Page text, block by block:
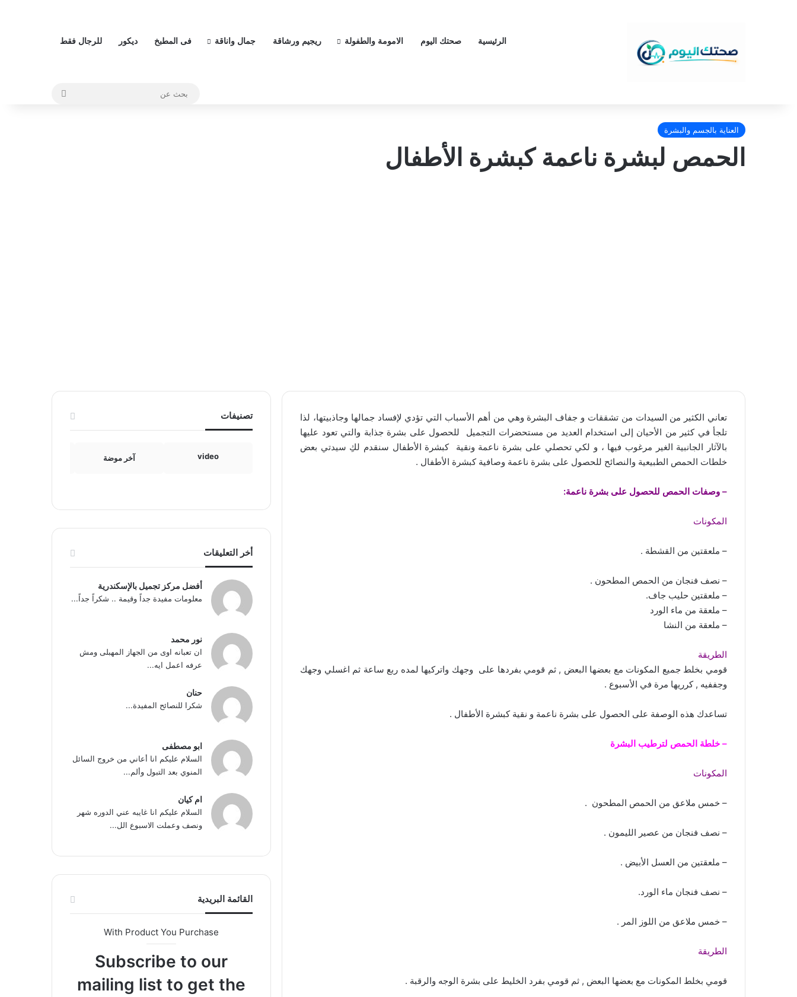
الرئيسية صحتك اليوم الامومة والطفولة ريجيم ورشاقة جمال واناقة فى المطبخ ديكور للرجال فقط
العناية بالجسم والبشرة
الحمص لبشرة ناعمة كبشرة الأطفال
تعاني الكثير من السيدات من تشققات و جفاف البشرة وهي من أهم الأسباب التي تؤدي لإفساد جمالها وجاذبيتها، لذا
تلجأ في كثير من الأحيان إلى استخدام العديد من مستحضرات التجميل للحصول على بشرة جذابة والتي تعود عليها
بالآثار الجانبية الغير مرغوب فيها ، و لكي تحصلي على بشرة ناعمة ونقية كبشرة الأطفال سنقدم لكِ سيدتي بعض
خلطات الحمص الطبيعية والنصائح للحصول على بشرة ناعمة وصافية كبشرة الأطفال .
– وصفات الحمص للحصول على بشرة ناعمة:
المكونات
– ملعقتين من القشطة .
– نصف فنجان من الحمص المطحون .
– ملعقتين حليب جاف.
– ملعقة من ماء الورد
– ملعقة من النشا
الطريقة
قومي بخلط جميع المكونات مع بعضها البعض , ثم قومي بفردها على وجهك واتركيها لمده ربع ساعة ثم اغسلي وجهك
وجففيه , كرريها مرة في الأسبوع .
تساعدك هذه الوصفة على الحصول على بشرة ناعمة و نقية كبشرة الأطفال .
– خلطة الحمص لترطيب البشرة
المكونات
– خمس ملاعق من الحمص المطحون .
– نصف فنجان من عصير الليمون .
– ملعقتين من العسل الأبيض .
– نصف فنجان ماء الورد.
– خمس ملاعق من اللوز المر .
الطريقة
قومي بخلط المكونات مع بعضها البعض , ثم قومي بفرد الخليط على بشرة الوجه والرقبة .
تصنيفات
video آخر موضة
أخر التعليقات
أفضل مركز تجميل بالإسكندرية
معلومات مفيدة جداً وقيمة .. شكراً جداً...
نور محمد
ان تعبانه اوى من الجهاز المهبلى ومش
عرفه اعمل ايه...
حنان
شكرا للنصائح المفيدة...
ابو مصطفى
السلام عليكم انا أعاني من خروج السائل
المنوي بعد التبول وألم...
ام كيان
السلام عليكم انا غايبه عني الدوره شهر
ونصف وعملت الاسبوع الل...
القائمة البريدية
With Product You Purchase
Subscribe to our
mailing list to get the